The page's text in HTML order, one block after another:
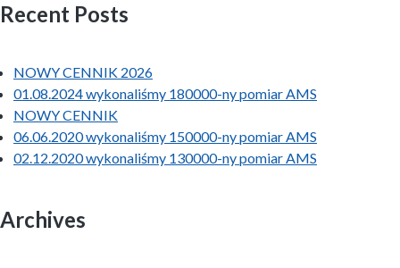
Recent Posts
NOWY CENNIK 2026
01.08.2024 wykonaliśmy 180000-ny pomiar AMS
NOWY CENNIK
06.06.2020 wykonaliśmy 150000-ny pomiar AMS
02.12.2020 wykonaliśmy 130000-ny pomiar AMS
Archives